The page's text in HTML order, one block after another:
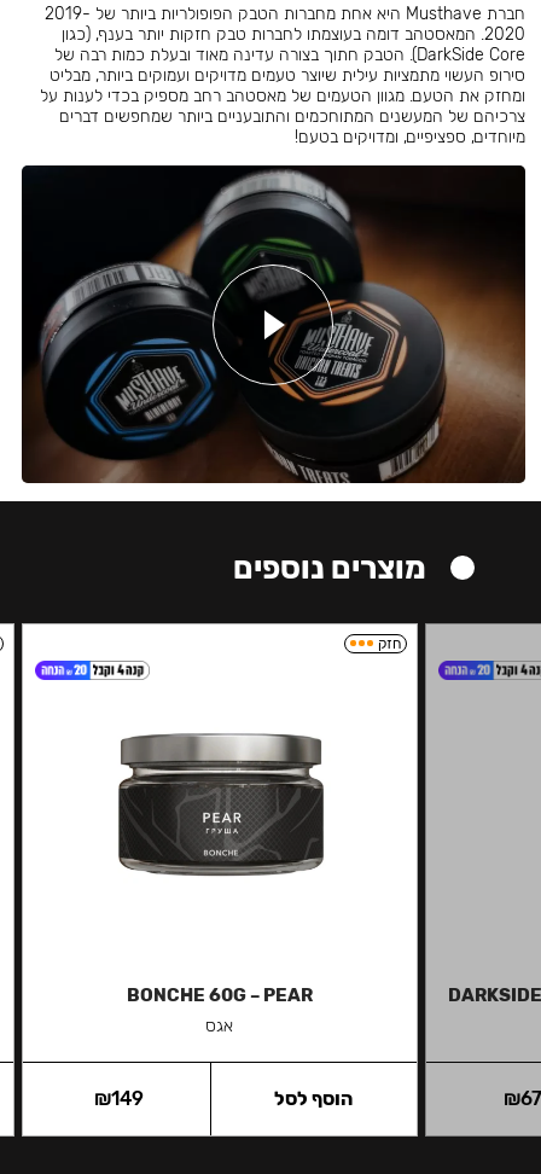
חברת Musthave היא אחת מחברות הטבק הפופולריות ביותר של 2019-
2020. המאסטהב דומה בעוצמתו לחברות טבק חזקות יותר בענף, (כגון
DarkSide Core). הטבק חתוך בצורה עדינה מאוד ובעלת כמות רבה של
סירופ העשוי מתמציות עילית שיוצר טעמים מדויקים ועמוקים ביותר, מבליט
ומחזק את הטעם. מגוון הטעמים של מאסטהב רחב מספיק בכדי לענות על
צרכיהם של המעשנים המתוחכמים והתובעניים ביותר שמחפשים דברים
מיוחדים, ספציפיים, ומדויקים בטעם!
מוצרים נוספים
₪
חזק
BONCHE 60G – PEAR
אגס
₪149 הוסף לסל